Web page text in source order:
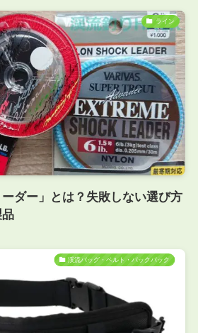
ライン
ダー」とは？失敗しない選び方
渓流バッグ・ベルト・パックパック